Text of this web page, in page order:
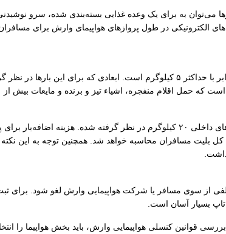
می‌توان به برای یک وعده غذایی بسته‌بندی شده، سرو
در طول پروازهای هواپیمای وارش برای مسافران
تیز و برنده و مایعات بیش از ۱۰۰ میلی لیتر درون کابین هواپیما مجاز نخواهد بود.
میزان بار مجاز طبق قوانین بار هواپیمایی وارش برای پروازهای داخلی ۲۰
به ازای هر یک‌کیلوگرم، 1.5 درصد از مبلغ کل بلیت مسافران محاسبه خواهد
از سوی مسافر یا شرکت هواپیمایی وارش لغو شود. برای
بسیار آسان است.
قوانین کنسلی هواپیمایی وارش، باید بخش هواپیما را